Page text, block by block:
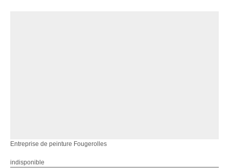
Entreprise de peinture Fougerolles
indisponible